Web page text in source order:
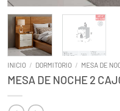
INICIO / DORMITORIO / MESA DE
MESA DE NOCHE 2